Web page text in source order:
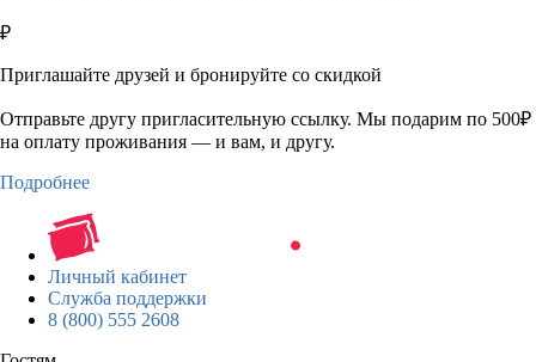
₽
Приглашайте друзей и бронируйте со скидкой
Отправьте другу пригласительную ссылку. Мы подарим по 500₽
на оплату проживания — и вам, и другу.
Подробнее
Личный кабинет
Служба поддержки
8 (800) 555 2608